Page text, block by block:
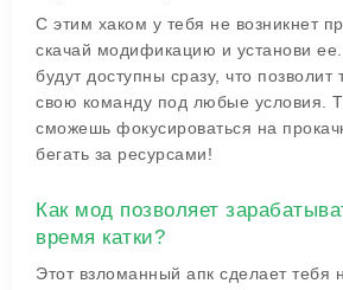
С этим хаком у тебя не возникнет
скачай модификацию и установи
будут доступны сразу, что позволит
свою команду под любые условия.
сможешь фокусироваться на
бегать за ресурсами!
Как мод позволяет
время катки?
Этот взломанный апк сделает тебя